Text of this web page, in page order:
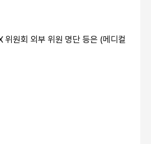
원회 외부 위원 명단 등은 (메디컬